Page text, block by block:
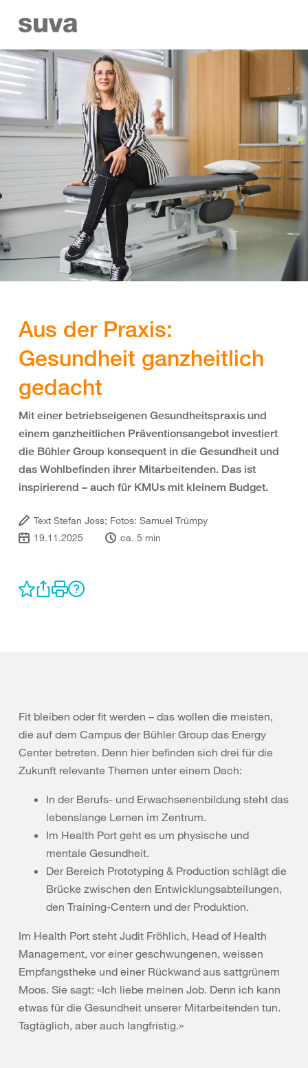
Aus der Praxis:
Gesundheit ganzheitlich
gedacht
Mit einer betriebseigenen Gesundheitspraxis und
einem ganzheitlichen Präventionsangebot investiert
die Bühler Group konsequent in die Gesundheit und
das Wohlbefinden ihrer Mitarbeitenden. Das ist
inspirierend – auch für KMUs mit kleinem Budget.
Text Stefan Joss; Fotos: Samuel Trümpy
19.11.2025
ca. 5 min
Fit bleiben oder fit werden – das wollen die meisten,
die auf dem Campus der Bühler Group das Energy
Center betreten. Denn hier befinden sich drei für die
Zukunft relevante Themen unter einem Dach:
In der Berufs- und Erwachsenenbildung steht das
lebenslange Lernen im Zentrum.
Im Health Port geht es um physische und
mentale Gesundheit.
Der Bereich Prototyping & Production schlägt die
Brücke zwischen den Entwicklungsabteilungen,
den Training-Centern und der Produktion.
Im Health Port steht Judit Fröhlich, Head of Health
Management, vor einer geschwungenen, weissen
Empfangstheke und einer Rückwand aus sattgrünem
Moos. Sie sagt: «Ich liebe meinen Job. Denn ich kann
etwas für die Gesundheit unserer Mitarbeitenden tun.
Tagtäglich, aber auch langfristig.»